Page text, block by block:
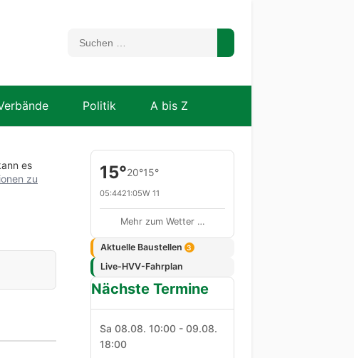
Politik A bis Z
es
zu
15°20°15°
05:4421:05W 11
Mehr zum Wetter …
Aktuelle Baustellen 3
Live-HVV-Fahrplan
Nächste Termine
Sa 08.08. 10:00 - 09.08.
18:00